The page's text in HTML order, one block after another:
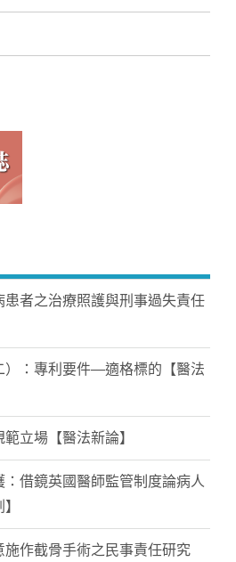
患者之治療照護與刑事過失責任
）：專利要件—適格標的【醫法
立場【醫法新論】
借鏡英國醫師監管制度論病人
施作截骨手術之民事責任研究